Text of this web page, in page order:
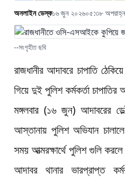
অনলাইন ডেস্ক১৬ জুন ২০২৬০৫:৩৮ অপরাহ্ন
--সংগৃহীত ছবি
রাজধানীর আদাবরে চাপাতি
গিয়ে দুই পুলিশ কর্মকর্তা
মঙ্গলবার (১৬ জুন) আদাবরের
আস্তানায় পুলিশ অভিযান
সময় আত্মরক্ষার্থে পুলিশ গুলি
আদাবর থানার ভারপ্রাপ্ত